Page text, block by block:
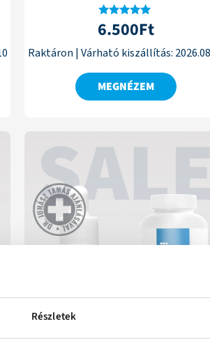
Részletek
Értékelés:
4.76
6.500Ft
Raktáron |Várható kiszállítás:
MEGNÉZEM
2 220 Ft